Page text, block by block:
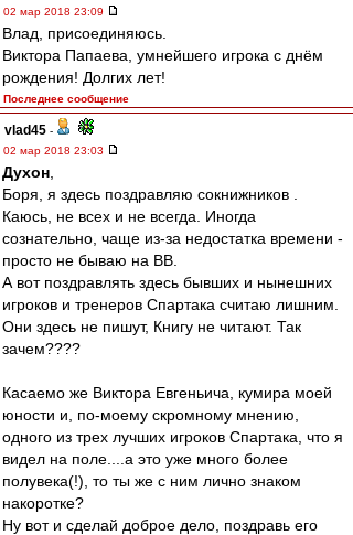
02 мар 2018 23:09
Влад, присоединяюсь.
Виктора Папаева, умнейшего игрока с днём
рождения! Долгих лет!
Последнее сообщение
vlad45 -
02 мар 2018 23:03
Духон
Боря, я здесь поздравляю сокнижников .
Каюсь, не всех и не всегда. Иногда
сознательно, чаще из-за недостатка времени -
просто не бываю на ВВ.
А вот поздравлять здесь бывших и нынешних
игроков и тренеров Спартака считаю лишним.
Они здесь не пишут, Книгу не читают. Так
зачем????
Касаемо же Виктора Евгеньича, кумира моей
юности и, по-моему скромному мнению,
одного из трех лучших игроков Спартака, что я
видел на поле....а это уже много более
полувека(!), то ты же с ним лично знаком
накоротке?
Ну вот и сделай доброе дело, поздравь его